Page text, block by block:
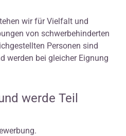
wir für Vielfalt und
von schwerbehinderten
Personen sind
werden bei gleicher Eignung
werde Teil